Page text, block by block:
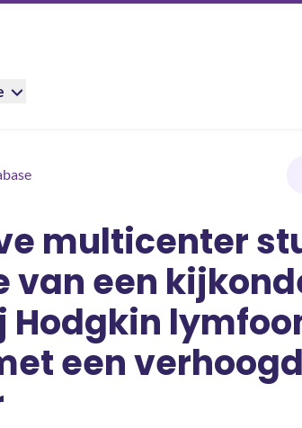
waarde van een kijkonderzoek van de darm
multicenter
van een
Hodgkin
een